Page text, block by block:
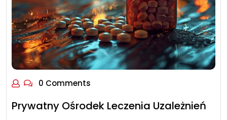
0 Comments
Prywatny Ośrodek Leczenia Uzależnień